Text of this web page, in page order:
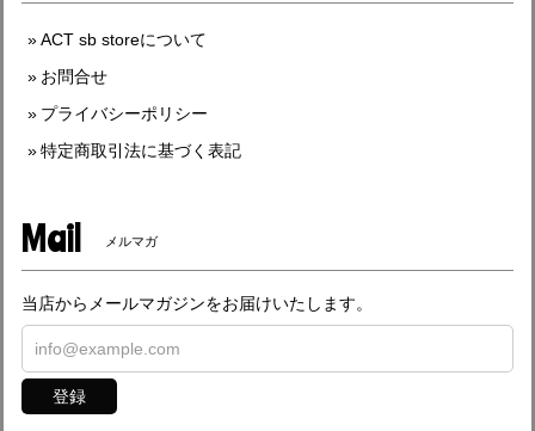
ACT sb storeについて
お問合せ
プライバシーポリシー
特定商取引法に基づく表記
Mail メルマガ
当店からメールマガジンをお届けいたします。
登録